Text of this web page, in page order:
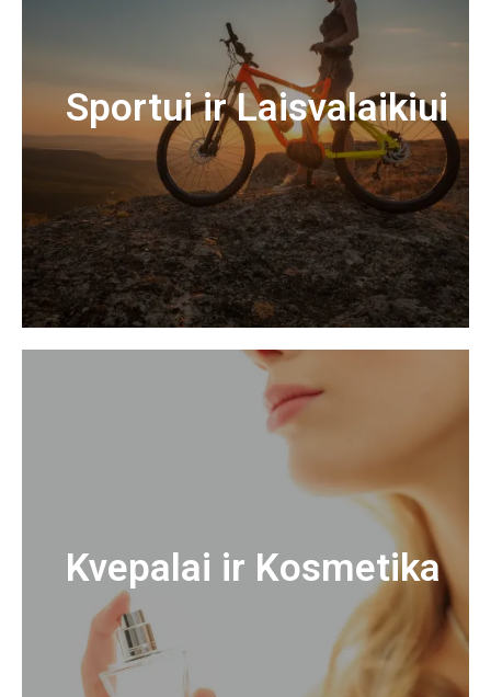
Sportui ir Laisvalaikiui
Kvepalai ir Kosmetika